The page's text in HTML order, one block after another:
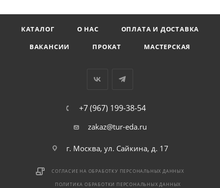
КАТАЛОГ О НАС
ОПЛАТА И ДОСТАВКА
ВАКАНСИИ
ПРОКАТ МАСТЕРСКАЯ
+7 (967) 199-38-54
zakaz@tur-eda.ru
г. Москва, ул. Сайкина, д. 17
СОГЛАСИЕ НА ОБРАБОТКУ ПЕРСОНАЛЬНЫХ ДАННЫХ
ПОЛИТИКА ОБРАБОТКИ ПЕРСОНАЛЬНЫХ ДАННЫХ